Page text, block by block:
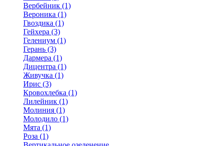
Вербейник (1)
Вероника (1)
Гвоздика (1)
Гейхера (3)
Гелениум (1)
Герань (3)
Дармера (1)
Дицентра (1)
Живучка (1)
Ирис (3)
Кровохлебка (1)
Лилейник (1)
Молиния (1)
Молодило (1)
Мята (1)
Роза (1)